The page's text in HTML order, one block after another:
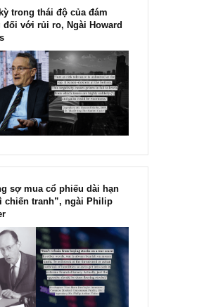
kỳ trong thái độ của đám
đối với rủi ro, Ngài Howard
sợ mua cổ phiếu dài hạn
vì chiến tranh”, ngài Philip